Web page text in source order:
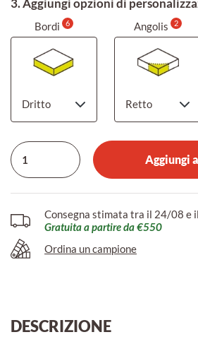
3. Aggiungi opzioni di
Bordi 6 Angolis 2
Aggiungi
Consegna stimata tra il 24/08 e
Gratuita a partire da €550
Ordina un campione
DESCRIZIONE